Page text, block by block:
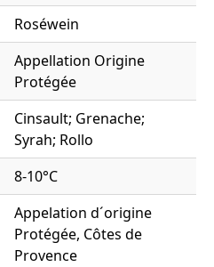
Roséwein
Appellation Origine
Protégée
Cinsault; Grenache;
Syrah; Rollo
8-10°C
Appelation d´origine
Protégée, Côtes de
Provence